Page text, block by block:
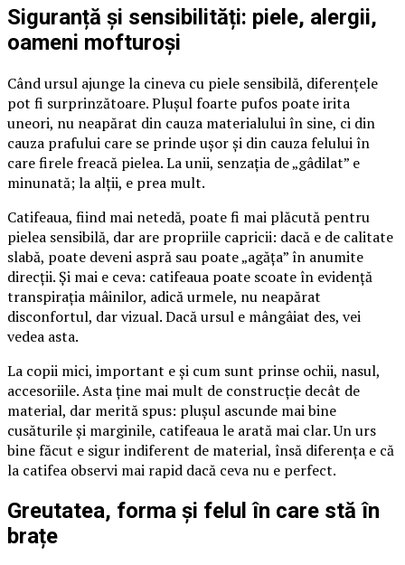
Siguranță și sensibilități: piele, alergii,
oameni mofturoși
Când ursul ajunge la cineva cu piele sensibilă, diferențele
pot fi surprinzătoare. Plușul foarte pufos poate irita
uneori, nu neapărat din cauza materialului în sine, ci din
cauza prafului care se prinde ușor și din cauza felului în
care firele freacă pielea. La unii, senzația de „gâdilat” e
minunată; la alții, e prea mult.
Catifeaua, fiind mai netedă, poate fi mai plăcută pentru
pielea sensibilă, dar are propriile capricii: dacă e de calitate
slabă, poate deveni aspră sau poate „agăța” în anumite
direcții. Și mai e ceva: catifeaua poate scoate în evidență
transpirația mâinilor, adică urmele, nu neapărat
disconfortul, dar vizual. Dacă ursul e mângâiat des, vei
vedea asta.
La copii mici, important e și cum sunt prinse ochii, nasul,
accesoriile. Asta ține mai mult de construcție decât de
material, dar merită spus: plușul ascunde mai bine
cusăturile și marginile, catifeaua le arată mai clar. Un urs
bine făcut e sigur indiferent de material, însă diferența e că
la catifea observi mai rapid dacă ceva nu e perfect.
Greutatea, forma și felul în care stă în
brațe